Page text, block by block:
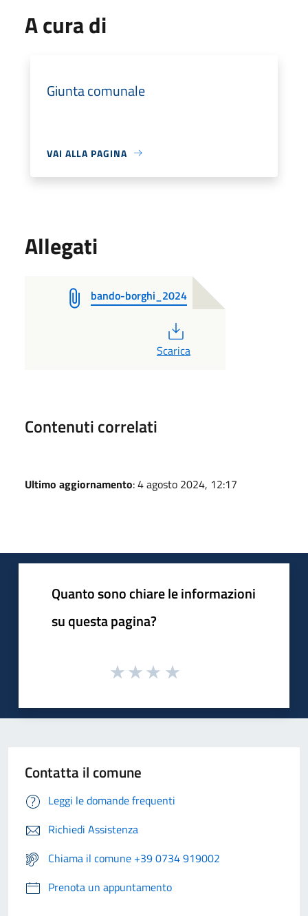
A cura di
Giunta comunale
VAI ALLA PAGINA
Allegati
bando-borghi_2024
Scarica
Contenuti correlati
Ultimo aggiornamento: 4 agosto 2024, 12:17
Quanto sono chiare le informazioni
su questa pagina?
Contatta il comune
Leggi le domande frequenti
Richiedi Assistenza
Chiama il comune +39 0734 919002
Prenota un appuntamento